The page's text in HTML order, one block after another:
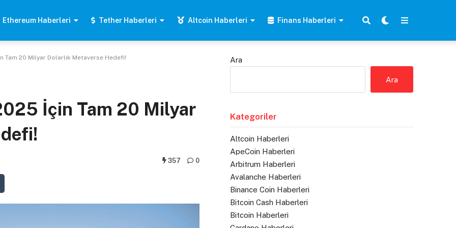
Ethereum Haberleri Tether Haberleri Altcoin Haberleri Finans Haberleri
Tam 20 Milyar Dolarlık Metaverse Hedefi!
İçin Tam 20 Milyar
357 0
Ara
Ara
Kategoriler
Altcoin Haberleri
ApeCoin Haberleri
Arbitrum Haberleri
Avalanche Haberleri
Binance Coin Haberleri
Bitcoin Cash Haberleri
Bitcoin Haberleri